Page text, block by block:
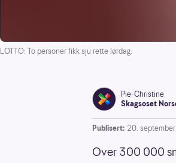
LOTTO: To personer fikk sju rette lørdag.
Pie-Christine
Skagsoset
Publisert: 20.
Over 300 000